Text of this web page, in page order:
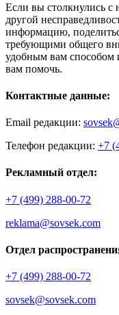
Если вы столкнулись с
другой
информацию,
требующими общего
удобным вам способом
вам помочь.
Контактные данные:
Email редакции:
Телефон редакции: +7
Рекламный отдел:
+7 (499) 288-00-72
reklama@sovsek.com
Отдел
+7 (499) 288-00-72
sovsek@sovsek.com